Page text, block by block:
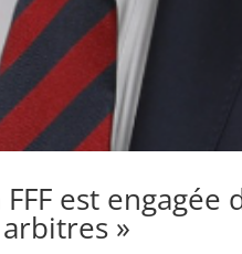
est engagée
»